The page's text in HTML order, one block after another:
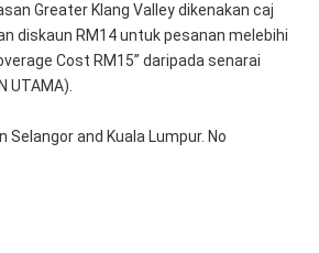
Greater Klang Valley dikenakan caj
diskaun RM14 untuk pesanan melebihi
Cost RM15” daripada senarai
UTAMA).
Selangor and Kuala Lumpur. No